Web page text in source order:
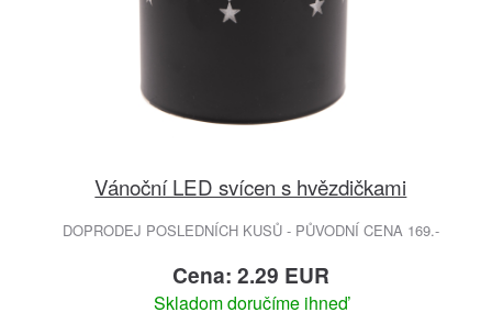
Vánoční LED svícen s hvězdičkami
DOPRODEJ POSLEDNÍCH KUSŮ - PŮVODNÍ CENA 169.-
Cena: 2.29 EUR
Skladom doručíme ihneď